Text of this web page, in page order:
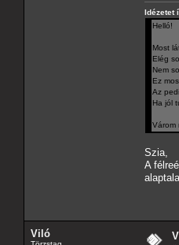
Idézetet
Helló!
Most
Elég
Nem
Ez
Az
Ha jól
Várom
Szia,
A
Viló